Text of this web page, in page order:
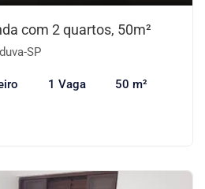
com 2 quartos, 50m²
SP
1 Vaga 50 m²